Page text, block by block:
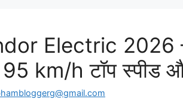
Electric 2026
km/h टॉप स्पीड और